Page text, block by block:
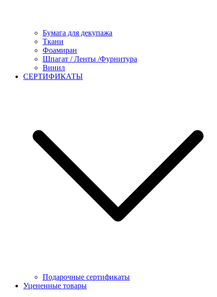
Бумага для декупажа
Ткани
Фоамиран
Шпагат / Ленты /Фурнитура
Винил
СЕРТИФИКАТЫ
Подарочные сертификаты
Уцененные товары